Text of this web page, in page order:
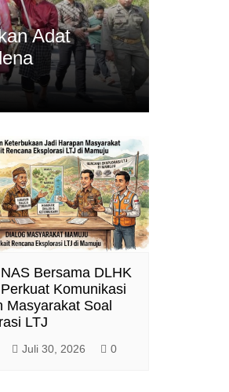
Adat
Bersama DLHK
Komunikasi
Masyarakat Soal
LTJ
Juli 30, 2026 0